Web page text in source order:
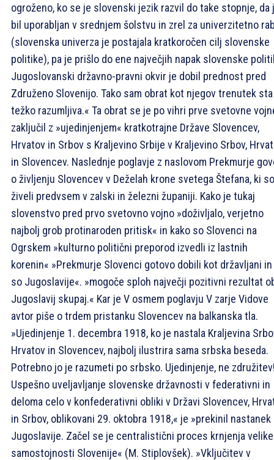
ogroženo, ko se je slovenski jezik razvil do take stopnje, da
bil uporabljan v srednjem šolstvu in zrel za univerzitetno
(slovenska univerza je postajala kratkoročen cilj slovenske
politike), pa je prišlo do ene največjih napak slovenske
Jugoslovanski državno-pravni okvir je dobil prednost pred
Združeno Slovenijo. Tako sam obrat kot njegov trenutek sta
težko razumljiva.« Ta obrat se je po vihri prve svetovne
zaključil z »ujedinjenjem« kratkotrajne Države Slovencev,
Hrvatov in Srbov s Kraljevino Srbije v Kraljevino Srbov,
in Slovencev. Naslednje poglavje z naslovom Prekmurje
o življenju Slovencev v Deželah krone svetega Štefana, ki so
živeli predvsem v zalski in železni županiji. Kako je tukaj
slovenstvo pred prvo svetovno vojno »doživljalo, verjetno
najbolj grob protinaroden pritisk« in kako so Slovenci na
Ogrskem »kulturno politični preporod izvedli iz lastnih
korenin« »Prekmurje Slovenci gotovo dobili kot državljani in
so Jugoslavije«. »mogoče sploh največji pozitivni rezultat
Jugoslavij skupaj.« Kar je V osmem poglavju V zarje Vidove
avtor piše o trdem pristanku Slovencev na balkanska tla.
»Ujedinjenje 1. decembra 1918, ko je nastala Kraljevina
Hrvatov in Slovencev, najbolj ilustrira sama srbska beseda.
Potrebno jo je razumeti po srbsko. Ujedinjenje, ne
Uspešno uveljavljanje slovenske državnosti v federativni in
deloma celo v konfederativni obliki v Državi Slovencev,
in Srbov, oblikovani 29. oktobra 1918,« je »prekinil nastanek
Jugoslavije. Začel se je centralistični proces krnjenja velike
samostojnosti Slovenije« (M. Stiplovšek). »Vključitev v